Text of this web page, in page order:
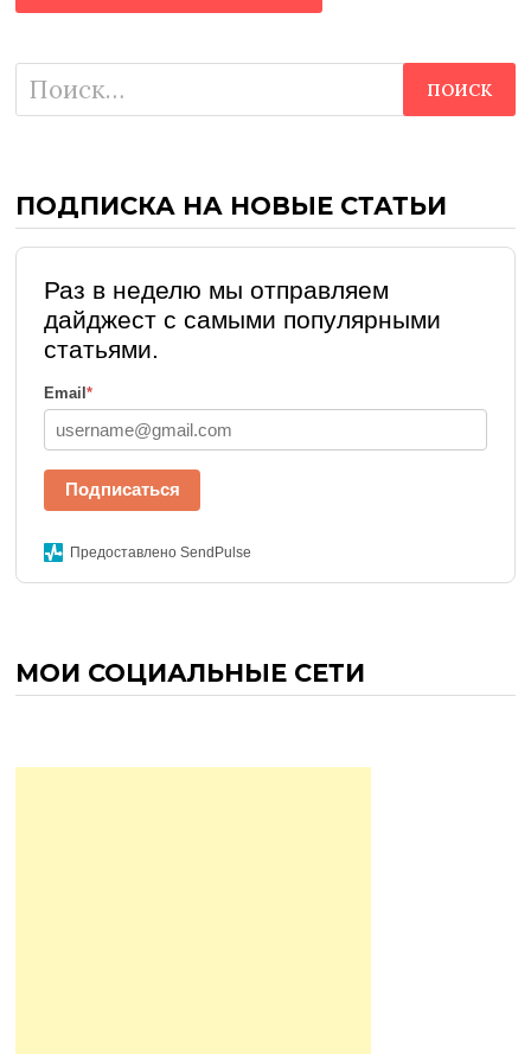
Найти:
ПОДПИСКА НА НОВЫЕ СТАТЬИ
Раз в неделю мы отправляем
дайджест с самыми популярными
статьями.
Email*
Подписаться
Предоставлено SendPulse
МОИ СОЦИАЛЬНЫЕ СЕТИ